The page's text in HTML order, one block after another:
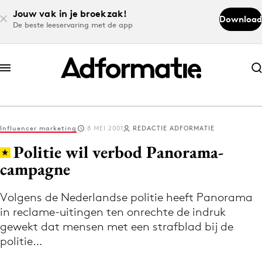
Jouw vak in je broekzak!
De beste leeservaring met de app
Download
Abonneer nu
Abonneer nu
Log in
Volg het laatste nieuws via de Adformatie
Nieuws app
Influencer marketing 8 MEI 2001 REDACTIE ADFORMATIE
Politie wil verbod Panorama-
campagne
Volgens de Nederlandse politie heeft Panorama
in reclame-uitingen ten onrechte de indruk
gewekt dat mensen met een strafblad bij de
politie…